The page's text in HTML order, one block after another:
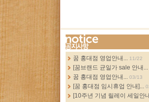
more...
꿈 홍대점 영업안내... 11/22
[꿈브랜드 균일가 sale 안내...
꿈 홍대점 영업안내... 03/13
[꿈 홍대점 임시휴업 안내]...
[10주년 기념 릴레이 세일안